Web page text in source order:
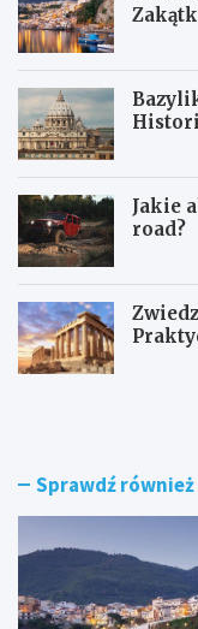
Jakie
road?
Z
z
i
S
c
B
i
Ś
i
ę
Sprawdź również